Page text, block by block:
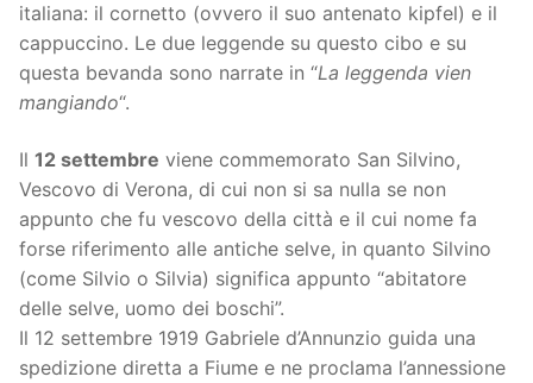
italiana: il cornetto (ovvero il suo antenato kipfel) e il
cappuccino. Le due leggende su questo cibo e su
questa bevanda sono narrate in “La leggenda vien
mangiando“.
Il 12 settembre viene commemorato San Silvino,
Vescovo di Verona, di cui non si sa nulla se non
appunto che fu vescovo della città e il cui nome fa
forse riferimento alle antiche selve, in quanto Silvino
(come Silvio o Silvia) significa appunto “abitatore
delle selve, uomo dei boschi”.
Il 12 settembre 1919 Gabriele d’Annunzio guida una
spedizione diretta a Fiume e ne proclama l’annessione